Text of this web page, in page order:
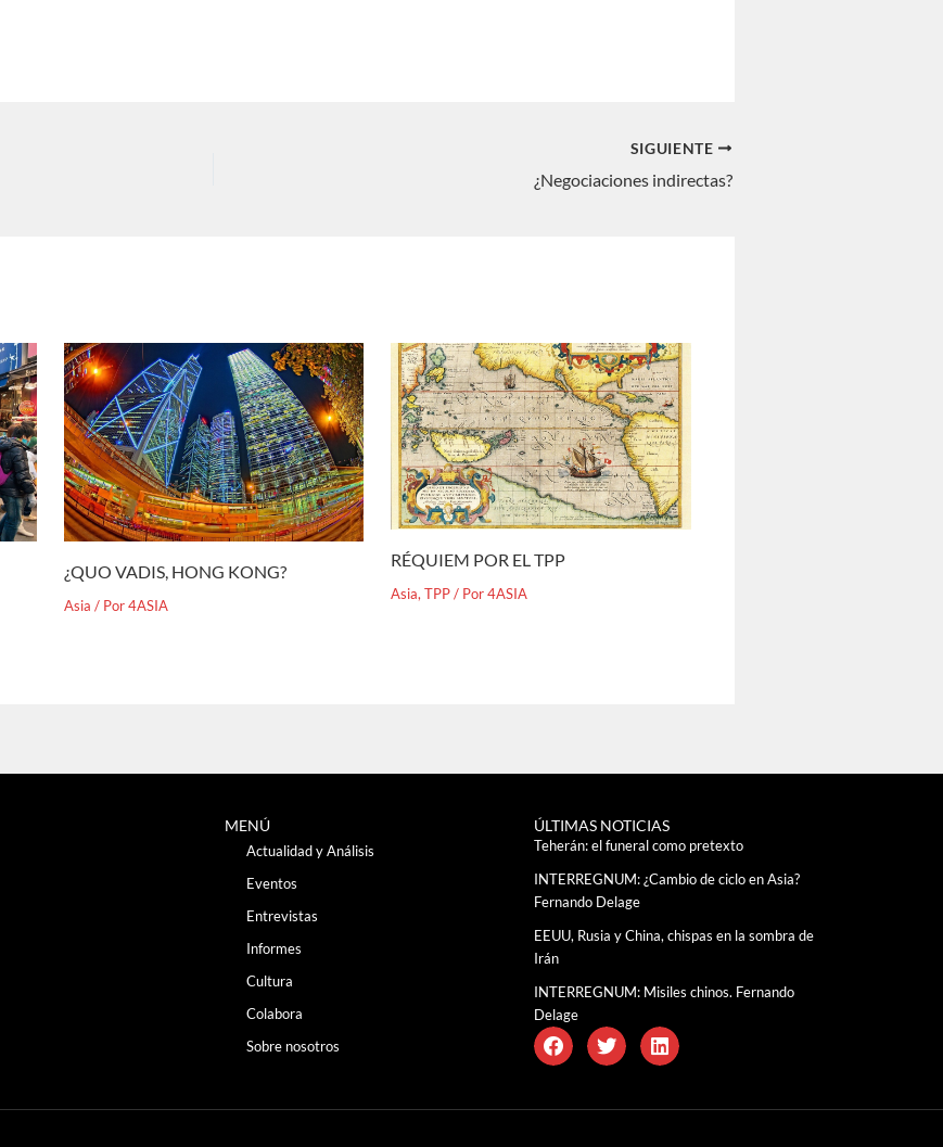
SIGUIENTE
¿Negociaciones indirectas?
¿QUO VADIS, HONG KONG?
Asia / Por4ASIA
RÉQUIEM POR EL TPP
Asia,TPP/ Por4ASIA
MENÚ
Actualidad y Análisis
Eventos
Entrevistas
Informes
Cultura
Colabora
Sobre nosotros
ÚLTIMAS NOTICIAS
Teherán: el funeral como pretexto
INTERREGNUM: ¿Cambio de ciclo en Asia?
Fernando Delage
EEUU, Rusia y China, chispas en la sombra de
Irán
INTERREGNUM: Misiles chinos. Fernando
Delage